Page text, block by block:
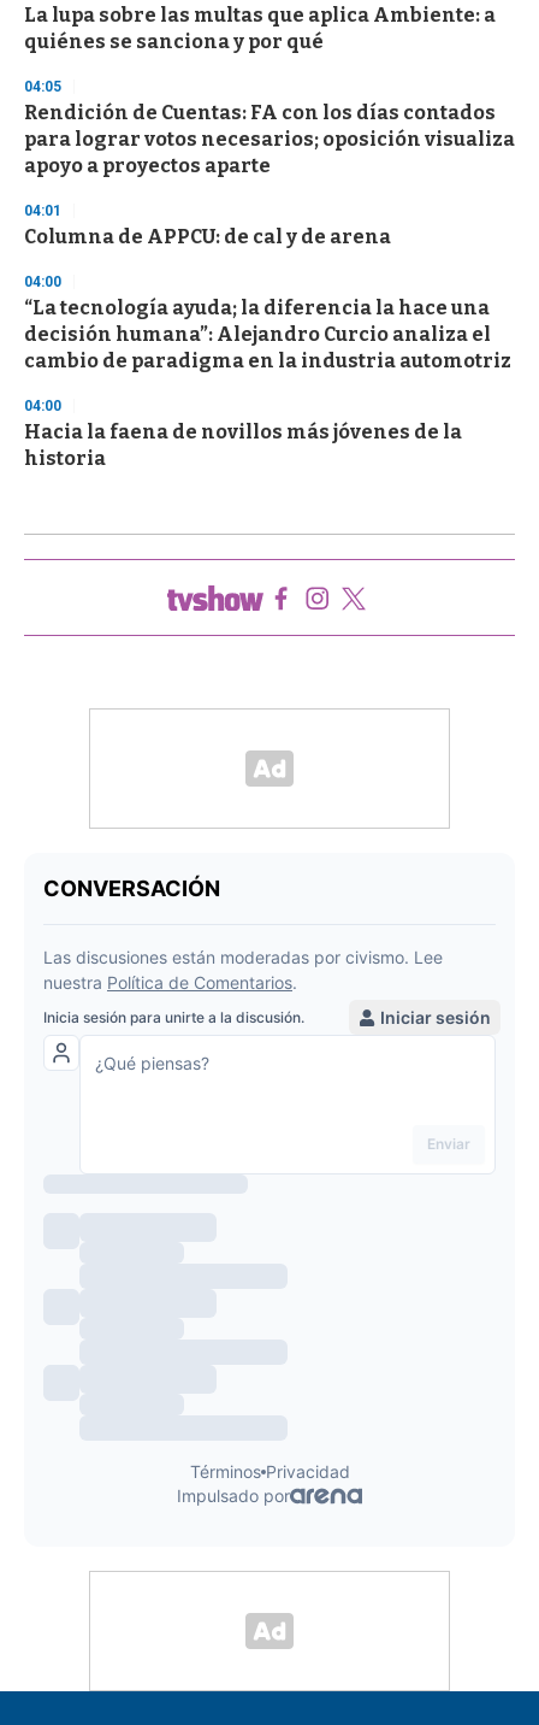
La lupa sobre las multas que aplica Ambiente: a
quiénes se sanciona y por qué
04:05
Rendición de Cuentas: FA con los días contados
para lograr votos necesarios; oposición visualiza
apoyo a proyectos aparte
04:01
Columna de APPCU: de cal y de arena
04:00
“La tecnología ayuda; la diferencia la hace una
decisión humana”: Alejandro Curcio analiza el
cambio de paradigma en la industria automotriz
04:00
Hacia la faena de novillos más jóvenes de la
historia